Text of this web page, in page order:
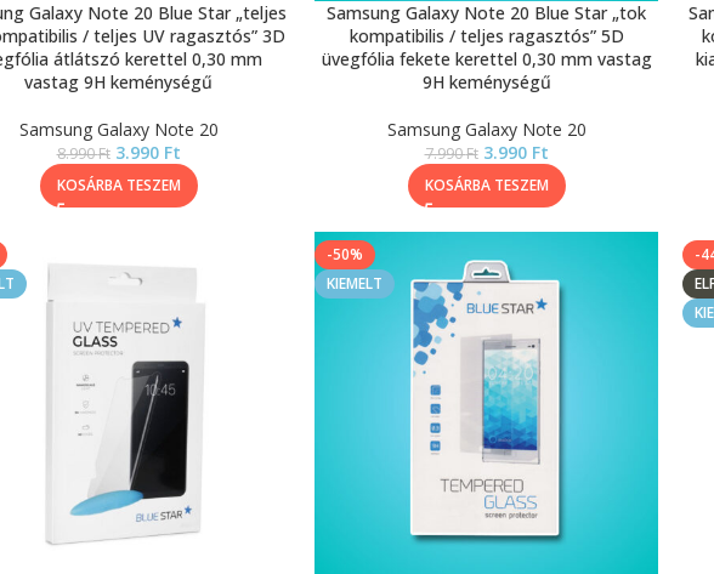
Galaxy Note 20 Blue Star „teljes
/ teljes UV ragasztós” 3D
átlátszó kerettel 0,30 mm
vastag 9H keménységű
Samsung Galaxy Note 20
8.990Ft 3.990 Ft
KOSÁRBA TESZEM
Samsung Galaxy Note 20 Blue Star „tok
kompatibilis / teljes ragasztós” 5D
üvegfólia fekete kerettel 0,30 mm vastag
9H keménységű
Samsung Galaxy Note 20
7.990Ft 3.990 Ft
KOSÁRBA TESZEM
-50%
KIEMELT
-